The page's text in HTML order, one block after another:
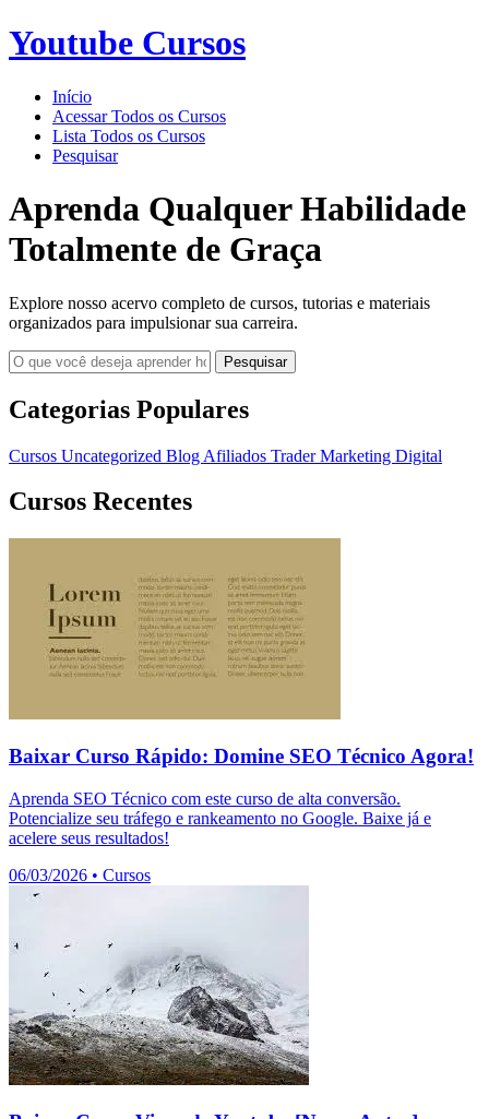
Youtube Cursos
Início
Acessar Todos os Cursos
Lista Todos os Cursos
Pesquisar
Aprenda Qualquer Habilidade
Totalmente de Graça
Explore nosso acervo completo de cursos, tutorias e materiais
organizados para impulsionar sua carreira.
Pesquisar
Categorias Populares
Cursos Uncategorized Blog Afiliados TraderMarketing Digital
Cursos Recentes
Baixar Curso Rápido: Domine SEO Técnico Agora!
Aprenda SEO Técnico com este curso de alta conversão.
Potencialize seu tráfego e rankeamento no Google. Baixe já e
acelere seus resultados!
06/03/2026 • Cursos